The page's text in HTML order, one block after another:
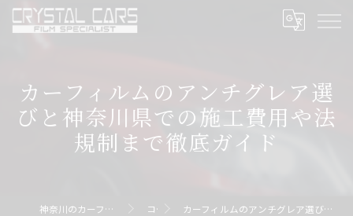
カーフィルムのアンチグレア選
びと神奈川県での施工費用や法
規制まで徹底ガイド
神奈川のカーフィルムならクリスタルカーズ コラム カーフィルムのアンチグレア選びと神奈川県での施工費用や法規制まで徹底ガイド